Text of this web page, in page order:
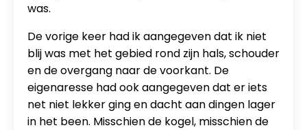
was.
De vorige keer had ik aangegeven dat ik niet
blij was met het gebied rond zijn hals, schouder
en de overgang naar de voorkant. De
eigenaresse had ook aangegeven dat er iets
net niet lekker ging en dacht aan dingen lager
in het been. Misschien de kogel, misschien de